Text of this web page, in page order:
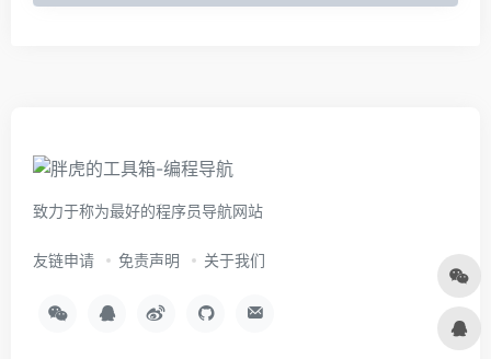
致力于称为最好的程序员导航网站
友链申请 免责声明 关于我们